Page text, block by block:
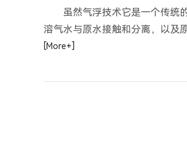
虽然气浮技术它是一个传统
溶气水与原水接触和分离，以及
[More+]